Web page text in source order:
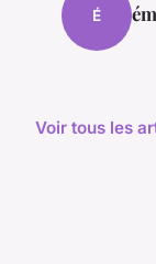
É
Voir tous les